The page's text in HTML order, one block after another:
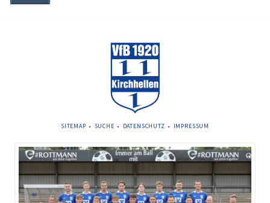
NAVIGATION
SITEMAP SUCHE DATENSCHUTZ IMPRESSUM